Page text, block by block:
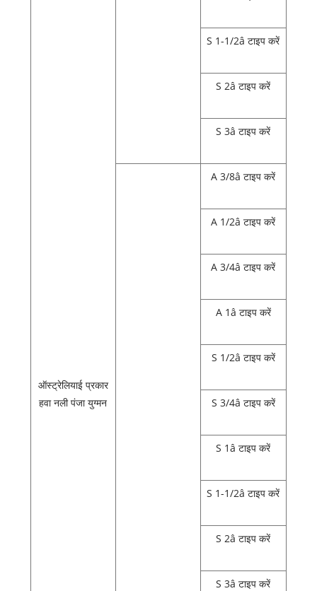
ऑस्ट्रेलियाई प्रकार
हवा नली पंजा युग्मन
S 1-1/2â टाइप करें
S 2â टाइप करें
S 3â टाइप करें
A 3/8â टाइप करें
A 1/2â टाइप करें
A 3/4â टाइप करें
A 1â टाइप करें
S 1/2â टाइप करें
S 3/4â टाइप करें
S 1â टाइप करें
S 1-1/2â टाइप करें
S 2â टाइप करें
S 3â टाइप करें